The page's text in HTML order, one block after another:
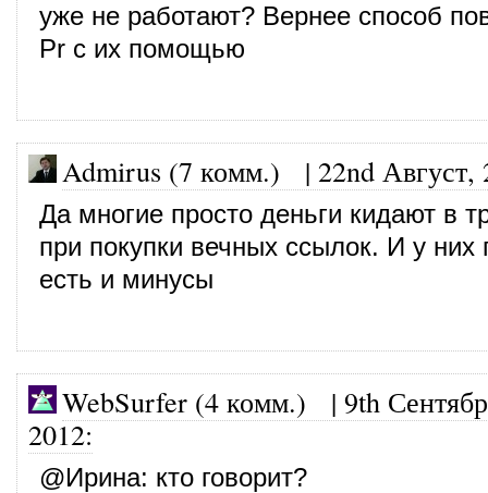
уже не работают? Вернее способ
Рr с их помощью
Admirus (7 комм.) | 22nd Август,
Да многие просто деньги кидают в
при покупки вечных ссылок. И у них
есть и минусы
WebSurfer (4 комм.) | 9th
2012:
@Ирина: кто говорит?